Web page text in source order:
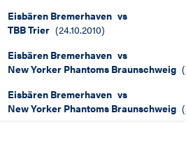
Eisbären Bremerhaven vs
TBB Trier (24.10.2010)
Eisbären Bremerhaven vs
New Yorker Phantoms Braunschweig (
Eisbären Bremerhaven vs
New Yorker Phantoms Braunschweig (